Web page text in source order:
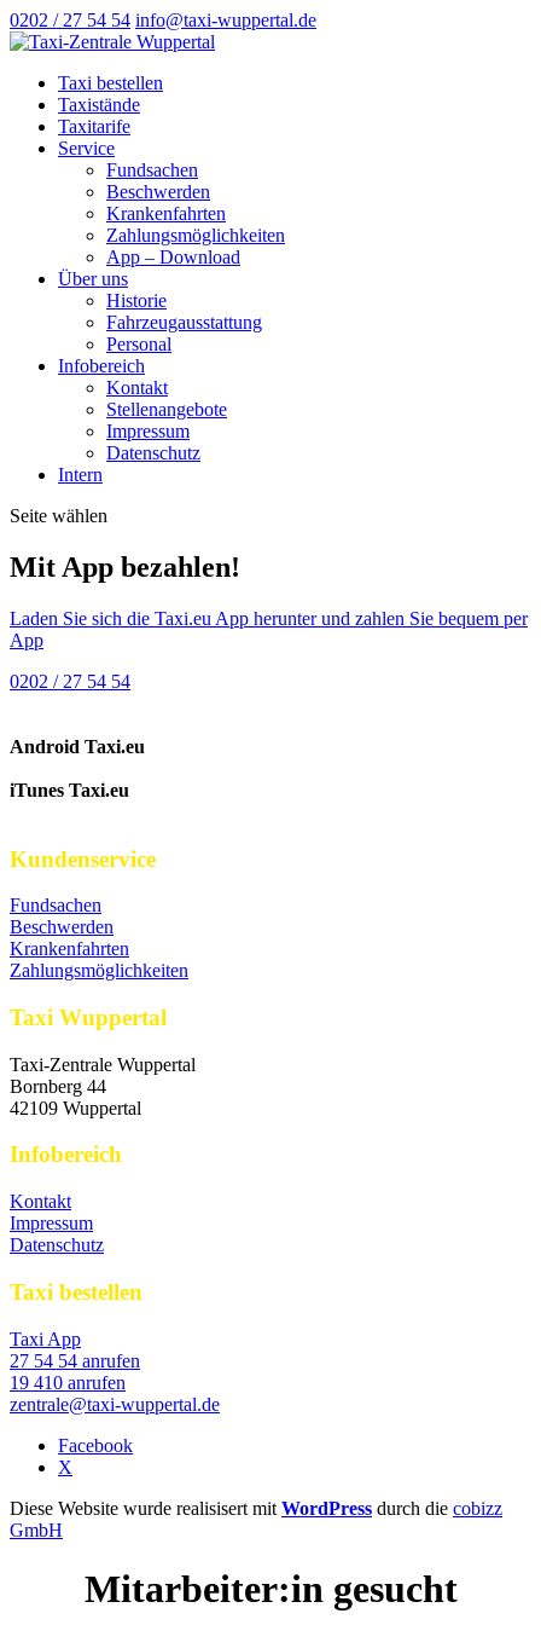
0202 / 27 54 54 info@taxi-wuppertal.de
Taxi bestellen
Taxistände
Taxitarife
Service
Fundsachen
Beschwerden
Krankenfahrten
Zahlungsmöglichkeiten
App – Download
Über uns
Historie
Fahrzeugausstattung
Personal
Infobereich
Kontakt
Stellenangebote
Impressum
Datenschutz
Intern
Seite wählen
Mit App bezahlen!
Laden Sie sich die Taxi.eu App herunter und zahlen Sie bequem per
App
0202 / 27 54 54
Android Taxi.eu
iTunes Taxi.eu
Kundenservice
Fundsachen
Beschwerden
Krankenfahrten
Zahlungsmöglichkeiten
Taxi Wuppertal
Taxi-Zentrale Wuppertal
Bornberg 44
42109 Wuppertal
Infobereich
Kontakt
Impressum
Datenschutz
Taxi bestellen
Taxi App
27 54 54 anrufen
19 410 anrufen
zentrale@taxi-wuppertal.de
Facebook
X
Diese Website wurde realisisert mit WordPress durch die cobizz
GmbH
Mitarbeiter:in gesucht